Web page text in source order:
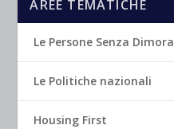
AREE TEMATICHE
Le Persone Senza Dimora
Le Politiche nazionali
Housing First